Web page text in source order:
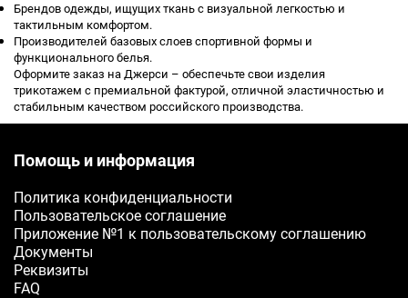
Брендов одежды, ищущих ткань с визуальной легкостью и
тактильным комфортом.
Производителей базовых слоев спортивной формы и
функционального белья.
Оформите заказ на Джерси – обеспечьте свои изделия
трикотажем с премиальной фактурой, отличной эластичностью и
стабильным качеством российского производства.
Помощь и информация
Политика конфиденциальности
Пользовательское соглашение
Приложение №1 к пользовательскому соглашению
Документы
Реквизиты
FAQ